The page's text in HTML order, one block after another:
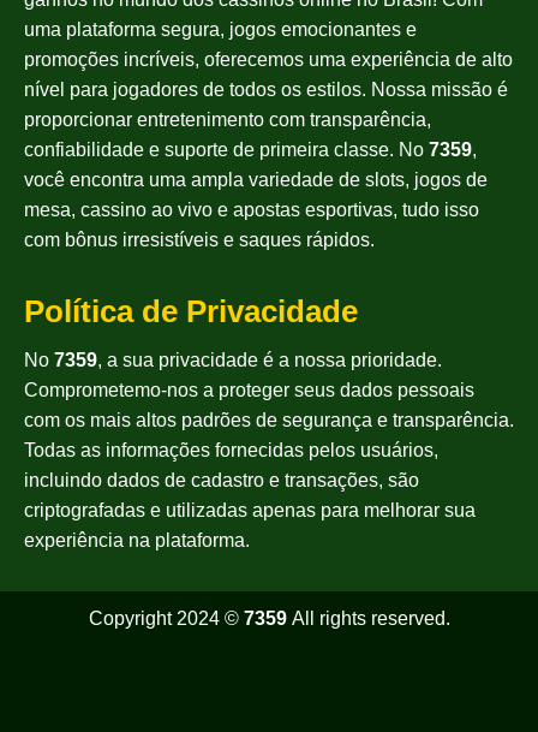
uma plataforma segura, jogos emocionantes e
promoções incríveis, oferecemos uma experiência de alto
nível para jogadores de todos os estilos. Nossa missão é
proporcionar entretenimento com transparência,
confiabilidade e suporte de primeira classe. No 7359,
você encontra uma ampla variedade de slots, jogos de
mesa, cassino ao vivo e apostas esportivas, tudo isso
com bônus irresistíveis e saques rápidos.
Política de Privacidade
No 7359, a sua privacidade é a nossa prioridade.
Comprometemo-nos a proteger seus dados pessoais
com os mais altos padrões de segurança e transparência.
Todas as informações fornecidas pelos usuários,
incluindo dados de cadastro e transações, são
criptografadas e utilizadas apenas para melhorar sua
experiência na plataforma.
Copyright 2024 © 7359All rights reserved.